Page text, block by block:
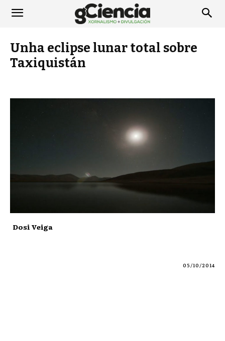
Unha eclipse lunar total sobre
Taxiquistán
Dosi Veiga
05/10/2014